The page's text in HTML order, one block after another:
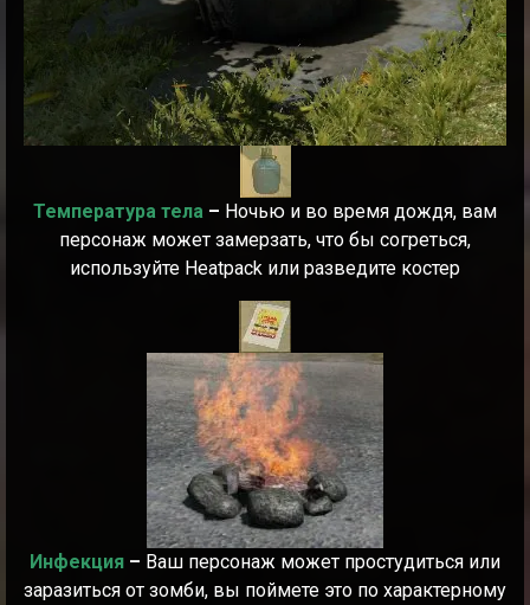
Температура тела – Ночью и во время дождя, вам
персонаж может замерзать, что бы согреться,
используйте Heatpack или разведите костер
Инфекция – Ваш персонаж может простудиться или
заразиться от зомби, вы поймете это по характерному